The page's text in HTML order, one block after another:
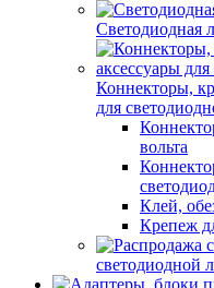
Светодиодная
Коннекторы,
для
вольта
Клей,
Крепеж
светодиодной